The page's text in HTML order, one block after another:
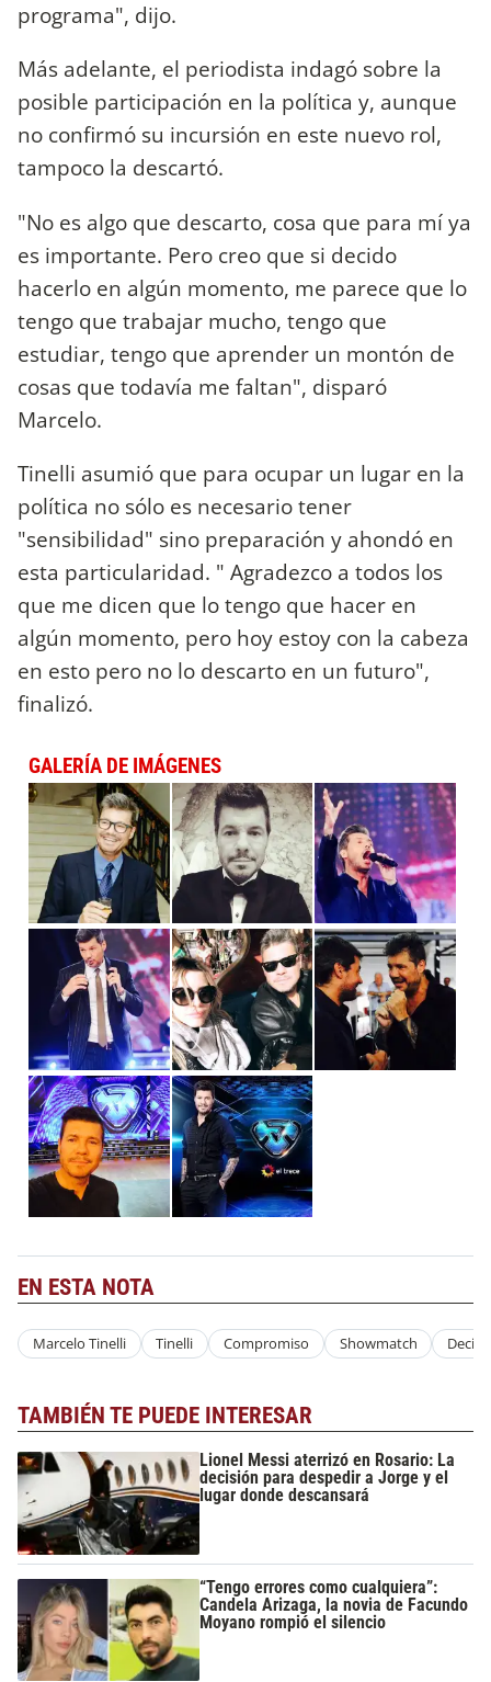
programa", dijo.
Más adelante, el periodista indagó sobre la
posible participación en la política y, aunque
no confirmó su incursión en este nuevo rol,
tampoco la descartó.
"No es algo que descarto, cosa que para mí ya
es importante. Pero creo que si decido
hacerlo en algún momento, me parece que lo
tengo que trabajar mucho, tengo que
estudiar, tengo que aprender un montón de
cosas que todavía me faltan", disparó
Marcelo.
Tinelli asumió que para ocupar un lugar en la
política no sólo es necesario tener
"sensibilidad" sino preparación y ahondó en
esta particularidad. " Agradezco a todos los
que me dicen que lo tengo que hacer en
algún momento, pero hoy estoy con la cabeza
en esto pero no lo descarto en un futuro",
finalizó.
GALERÍA DE IMÁGENES
EN ESTA NOTA
Marcelo Tinelli Tinelli Compromiso Showmatch
TAMBIÉN TE PUEDE INTERESAR
Lionel Messi aterrizó en Rosario: La
decisión para despedir a Jorge y el
lugar donde descansará
“Tengo errores como cualquiera”:
Candela Arizaga, la novia de Facundo
Moyano rompió el silencio